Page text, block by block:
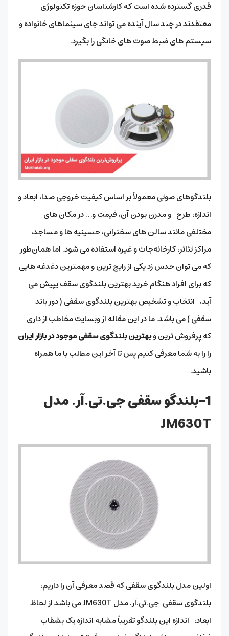
قدری گسترده شده است که کارشناسان حوزه تکنولوژی
معتقدند در چند سال آینده می تواند جای سینماهای خانواده و
سیستم های ضبط صوت های خانگی را بگیرد.
بلندگوهای صوتی معمولاً بر اساس کیفیت خروجی صدا، ابعاد و
اندازه، طرح و مدرن بودن آن، قیمت و… در مکان های
مختلفی مانند سالن های سخنرانی، حسینیه ها و مساجد،
مراکز تئاتر، کارخانه‌جات و غیره استفاده می شود. اما همان‌طور
که می توان حدس زد یکی از رایج ترین و مهمترین دغدغه هایی
که برای افراد هنگام خرید بهترین بلندگوی سقف یپیش می
آید، انتخاب و تشخیص بهترین بلندگوی سقفی ( دور باند
سقفی ) می باشد. ما در این مقاله از وبسایت مخاطب از داری
که پرفروش ترین وبهترین بلندگوی سقفی موجود در بازار ایران
را را به شما معرفی کنیم پس تا آخر این مطلب با ما همراه
باشید.
1-بلندگو سقفی جی.تی.آر. مدل
JM630T
اولین مدل بلندگوی سقفی که قصد معرفی آن را داریم،
بلندگوی سقفی جی.تی.آر. مدل JM630T می باشد از لحاظ
ابعاد، اندازه این بلندگو تقریباً مشابه اندازه یک بشقاب